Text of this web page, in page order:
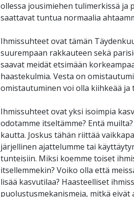
ollessa jousimiehen tulimerkissä ja
saattavat tuntua normaalia
Ihmissuhteet ovat tämän
suurempaan rakkauteen sekä
saavat meidät etsimään
haastekulmia. Vesta on
omistautuminen voi olla kiihkeää ja
Ihmissuhteet ovat yksi isoimpia
odotamme itseltämme? Entä
kautta. Joskus tähän riittää
järjellinen ajattelumme tai
tunteisiin. Miksi koemme toiset
itsellemmekin? Voiko olla että
lisää kasvutilaa? Haasteelliset
puolustusmekanismeja, mitkä